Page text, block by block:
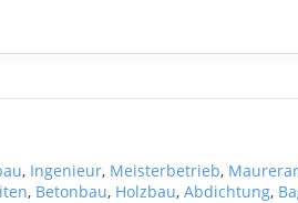
, Ingenieur, Meisterbetrieb,
, Betonbau, Holzbau, Abdichtung,